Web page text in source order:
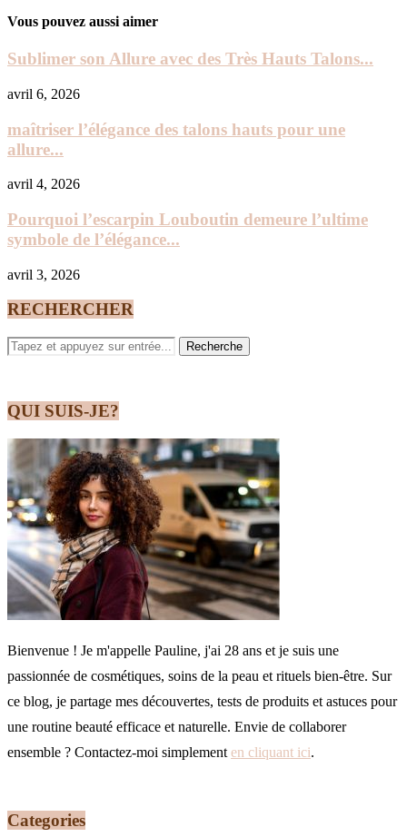
Vous pouvez aussi aimer
Sublimer son Allure avec des Très Hauts Talons...
avril 6, 2026
maîtriser l’élégance des talons hauts pour une
allure...
avril 4, 2026
Pourquoi l’escarpin Louboutin demeure l’ultime
symbole de l’élégance...
avril 3, 2026
RECHERCHER
QUI SUIS-JE?
Bienvenue ! Je m'appelle Pauline, j'ai 28 ans et je suis une
passionnée de cosmétiques, soins de la peau et rituels bien-être. Sur
ce blog, je partage mes découvertes, tests de produits et astuces pour
une routine beauté efficace et naturelle. Envie de collaborer
ensemble ? Contactez-moi simplement en cliquant ici.
Categories